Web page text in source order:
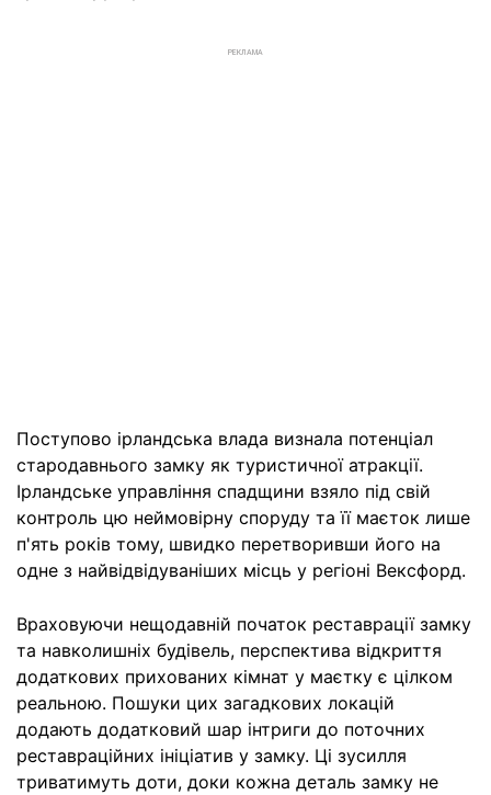
РЕКЛАМА
Поступово ірландська влада визнала потенціал
стародавнього замку як туристичної атракції.
Ірландське управління спадщини взяло під свій
контроль цю неймовірну споруду та її маєток лише
п'ять років тому, швидко перетворивши його на
одне з найвідвідуваніших місць у регіоні Вексфорд.
Враховуючи нещодавній початок реставрації замку
та навколишніх будівель, перспектива відкриття
додаткових прихованих кімнат у маєтку є цілком
реальною. Пошуки цих загадкових локацій
додають додатковий шар інтриги до поточних
реставраційних ініціатив у замку. Ці зусилля
триватимуть доти, доки кожна деталь замку не